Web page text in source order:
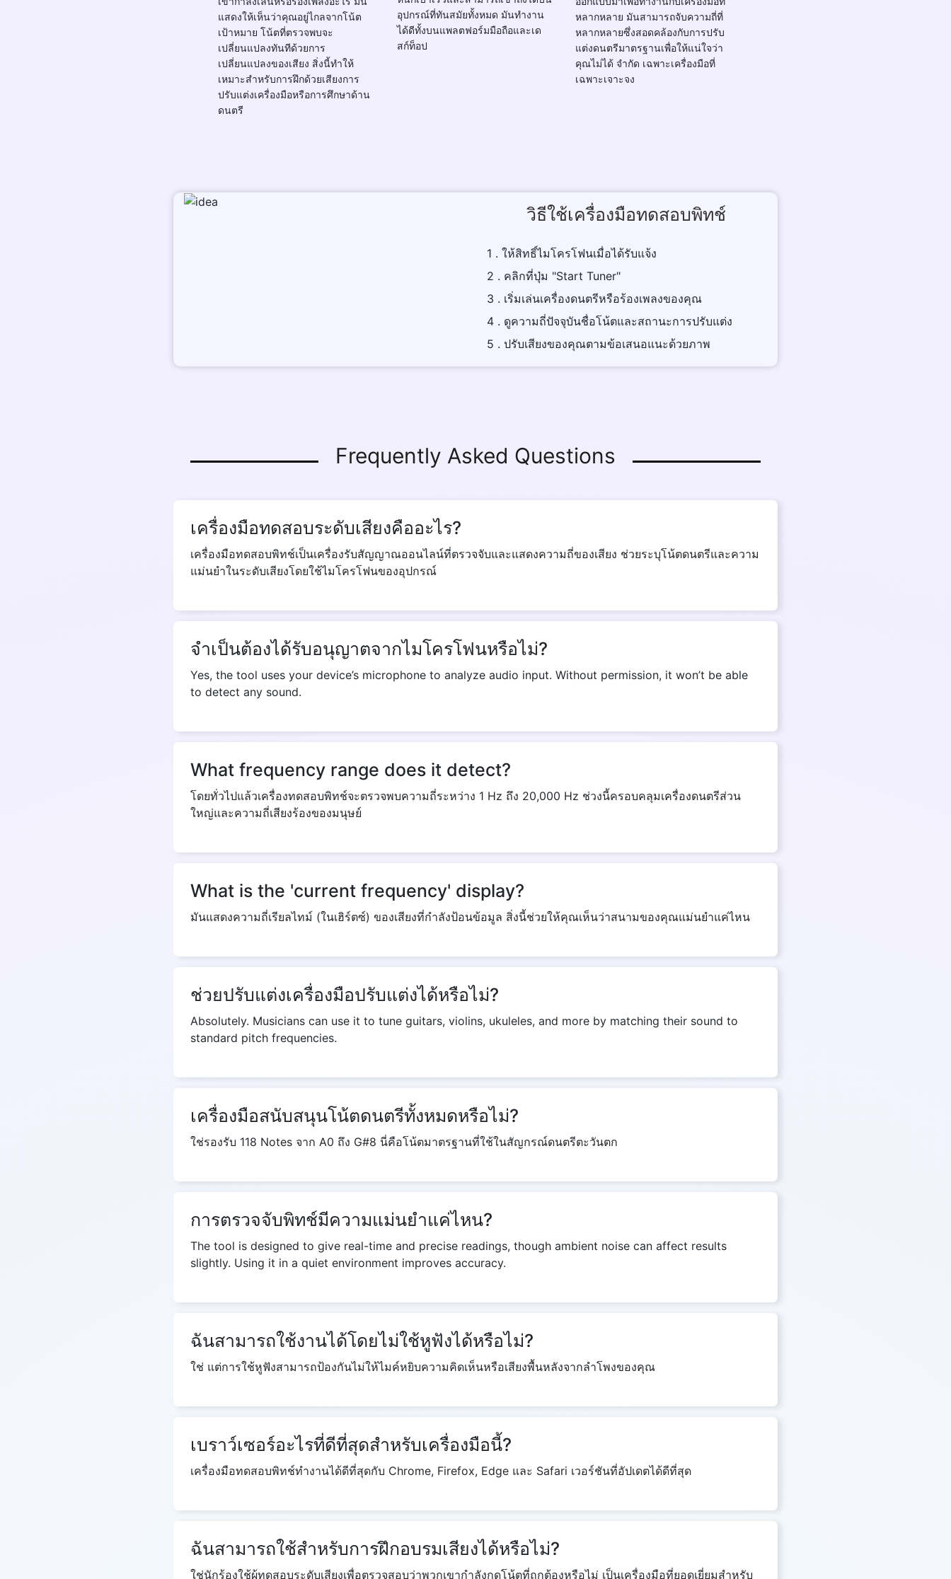
แสดงให้เห็นว่าคุณอยู่ไกลจากโน้ต
เป้าหมาย โน้ตที่ตรวจพบจะ
เปลี่ยนแปลงทันทีด้วยการ
เปลี่ยนแปลงของเสียง สิ่งนี้ทำให้
เหมาะสำหรับการฝึกด้วยเสียงการ
ปรับแต่งเครื่องมือหรือการศึกษาด้าน
ดนตรี
อุปกรณ์ที่ทันสมัยทั้งหมด มันทำงาน
ได้ดีทั้งบนแพลตฟอร์มมือถือและเด
สก์ท็อป
หลากหลาย มันสามารถจับความถี่ที่
หลากหลายซึ่งสอดคล้องกับการปรับ
แต่งดนตรีมาตรฐานเพื่อให้แน่ใจว่า
คุณไม่ได้ จำกัด เฉพาะเครื่องมือที่
เฉพาะเจาะจง
วิธีใช้เครื่องมือทดสอบพิทช์
1 . ให้สิทธิ์ไมโครโฟนเมื่อได้รับแจ้ง
2 . คลิกที่ปุ่ม "Start Tuner"
3 . เริ่มเล่นเครื่องดนตรีหรือร้องเพลงของคุณ
4 . ดูความถี่ปัจจุบันชื่อโน้ตและสถานะการปรับแต่ง
5 . ปรับเสียงของคุณตามข้อเสนอแนะด้วยภาพ
Frequently Asked Questions
เครื่องมือทดสอบระดับเสียงคืออะไร?
เครื่องมือทดสอบพิทช์เป็นเครื่องรับสัญญาณออนไลน์ที่ตรวจจับและแสดงความถี่ของเสียง ช่วยระบุโน้ตดนตรีและความ
แม่นยำในระดับเสียงโดยใช้ไมโครโฟนของอุปกรณ์
จำเป็นต้องได้รับอนุญาตจากไมโครโฟนหรือไม่?
Yes, the tool uses your device’s microphone to analyze audio input. Without permission, it won’t be able
to detect any sound.
What frequency range does it detect?
โดยทั่วไปแล้วเครื่องทดสอบพิทช์จะตรวจพบความถี่ระหว่าง 1 Hz ถึง 20,000 Hz ช่วงนี้ครอบคลุมเครื่องดนตรีส่วน
ใหญ่และความถี่เสียงร้องของมนุษย์
What is the 'current frequency' display?
มันแสดงความถี่เรียลไทม์ (ในเฮิร์ตซ์) ของเสียงที่กำลังป้อนข้อมูล สิ่งนี้ช่วยให้คุณเห็นว่าสนามของคุณแม่นยำแค่ไหน
ช่วยปรับแต่งเครื่องมือปรับแต่งได้หรือไม่?
Absolutely. Musicians can use it to tune guitars, violins, ukuleles, and more by matching their sound to
standard pitch frequencies.
เครื่องมือสนับสนุนโน้ตดนตรีทั้งหมดหรือไม่?
ใช่รองรับ 118 Notes จาก A0 ถึง G#8 นี่คือโน้ตมาตรฐานที่ใช้ในสัญกรณ์ดนตรีตะวันตก
การตรวจจับพิทช์มีความแม่นยำแค่ไหน?
The tool is designed to give real-time and precise readings, though ambient noise can affect results
slightly. Using it in a quiet environment improves accuracy.
ฉันสามารถใช้งานได้โดยไม่ใช้หูฟังได้หรือไม่?
ใช่ แต่การใช้หูฟังสามารถป้องกันไม่ให้ไมค์หยิบความคิดเห็นหรือเสียงพื้นหลังจากลำโพงของคุณ
เบราว์เซอร์อะไรที่ดีที่สุดสำหรับเครื่องมือนี้?
เครื่องมือทดสอบพิทช์ทำงานได้ดีที่สุดกับ Chrome, Firefox, Edge และ Safari เวอร์ชันที่อัปเดตได้ดีที่สุด
ฉันสามารถใช้สำหรับการฝึกอบรมเสียงได้หรือไม่?
ใช่นักร้องใช้ผู้ทดสอบระดับเสียงเพื่อตรวจสอบว่าพวกเขากำลังกดโน้ตที่ถูกต้องหรือไม่ เป็นเครื่องมือที่ยอดเยี่ยมสำหรับ